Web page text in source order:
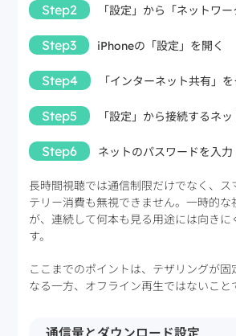
Step2 「設定」から「ネットワ
Step3 iPhoneの「設定」を開く
Step4 「インターネット共有」
Step5 「設定」から接続するネ
Step6 ネットのパスワードを入力
長時間視聴では通信制限だけでなく、ス
テリー消費も無視できません。一時的な
が、連続して何本も見る用途には向きに
す。
ここまでのポイントは、テザリングが
なる一方、オフライン再生ではないこと
通信量とダウンロード設定